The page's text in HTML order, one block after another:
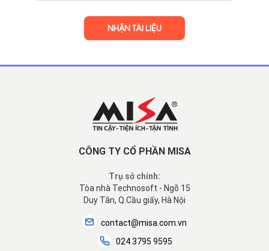
CÔNG TY CỔ PHẦN MISA
Trụ sở chính:
Tòa nhà Technosoft - Ngõ 15
Duy Tân, Q.Cầu giấy, Hà Nội
contact@misa.com.vn
024 3795 9595